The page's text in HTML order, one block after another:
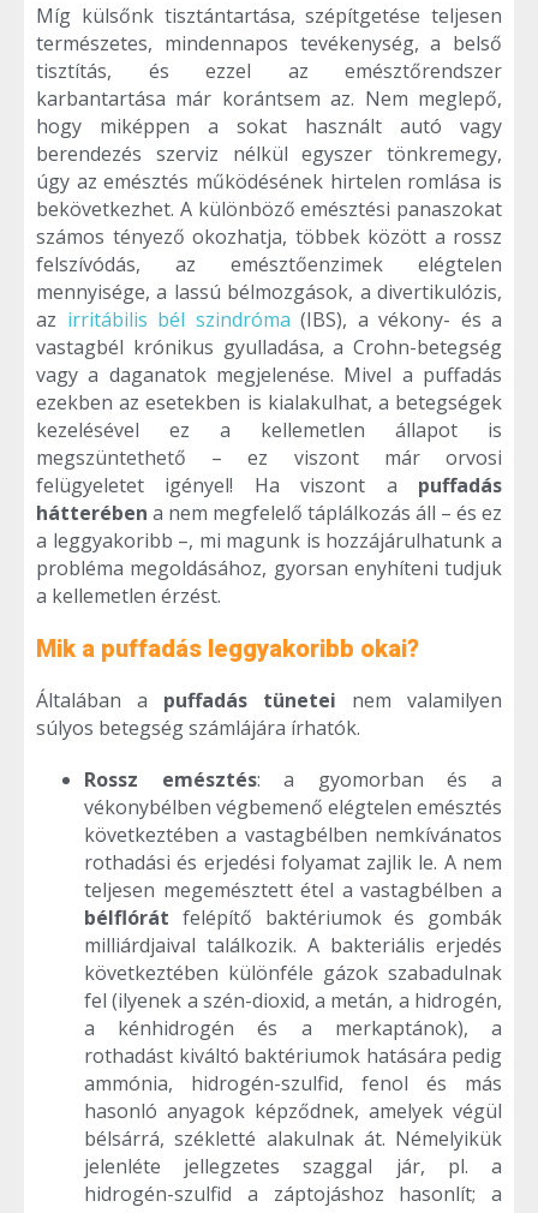
Míg külsőnk tisztántartása, szépítgetése teljesen
természetes, mindennapos tevékenység, a belső
tisztítás, és ezzel az emésztőrendszer
karbantartása már korántsem az. Nem meglepő,
hogy miképpen a sokat használt autó vagy
berendezés szerviz nélkül egyszer tönkremegy,
úgy az emésztés működésének hirtelen romlása is
bekövetkezhet. A különböző emésztési panaszokat
számos tényező okozhatja, többek között a rossz
felszívódás, az emésztőenzimek elégtelen
mennyisége, a lassú bélmozgások, a divertikulózis,
az irritábilis bél szindróma (IBS), a vékony- és a
vastagbél krónikus gyulladása, a Crohn-betegség
vagy a daganatok megjelenése. Mivel a puffadás
ezekben az esetekben is kialakulhat, a betegségek
kezelésével ez a kellemetlen állapot is
megszüntethető – ez viszont már orvosi
felügyeletet igényel! Ha viszont a puffadás
hátterében a nem megfelelő táplálkozás áll – és ez
a leggyakoribb –, mi magunk is hozzájárulhatunk a
probléma megoldásához, gyorsan enyhíteni tudjuk
a kellemetlen érzést.
Mik a puffadás leggyakoribb okai?
Általában a puffadás tünetei nem valamilyen
súlyos betegség számlájára írhatók.
Rossz emésztés: a gyomorban és a
vékonybélben végbemenő elégtelen emésztés
következtében a vastagbélben nemkívánatos
rothadási és erjedési folyamat zajlik le. A nem
teljesen megemésztett étel a vastagbélben a
bélflórát felépítő baktériumok és gombák
milliárdjaival találkozik. A bakteriális erjedés
következtében különféle gázok szabadulnak
fel (ilyenek a szén-dioxid, a metán, a hidrogén,
a kénhidrogén és a merkaptánok), a
rothadást kiváltó baktériumok hatására pedig
ammónia, hidrogén-szulfid, fenol és más
hasonló anyagok képződnek, amelyek végül
bélsárrá, székletté alakulnak át. Némelyikük
jelenléte jellegzetes szaggal jár, pl. a
hidrogén-szulfid a záptojáshoz hasonlít; a